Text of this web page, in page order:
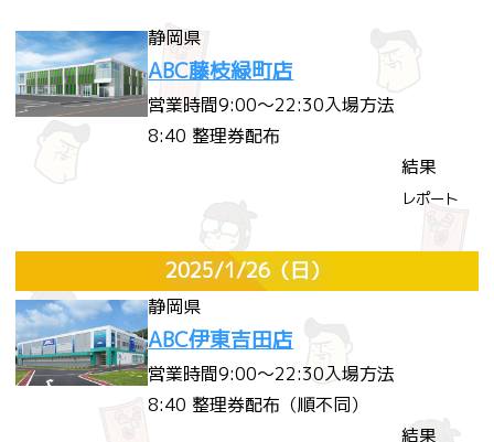
静岡県
ABC藤枝緑町店
営業時間9:00～22:30入場方法
8:40 整理券配布
結果
レポート
2025/1/26（日）
静岡県
ABC伊東吉田店
営業時間9:00～22:30入場方法
8:40 整理券配布（順不同）
結果